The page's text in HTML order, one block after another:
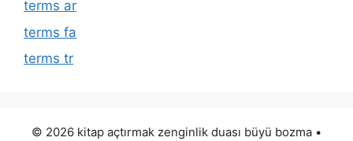
terms ar
terms fa
terms tr
© 2026 kitap açtırmak zenginlik duası büyü bozma •